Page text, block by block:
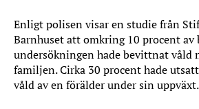
Enligt polisen visar en studie från
Barnhuset att omkring 10 procent av
undersökningen hade bevittnat våld
familjen. Cirka 30 procent hade
våld av en förälder under sin uppväxt.